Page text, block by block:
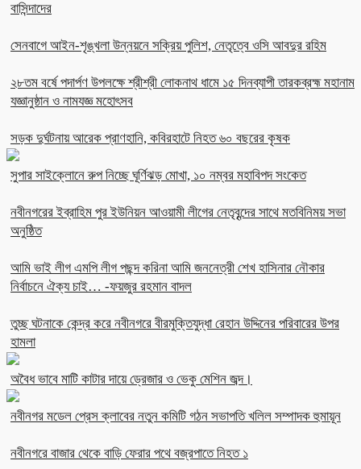
বাসিন্দাদের
সেনবাগে আইন-শৃঙ্খলা উন্নয়নে সক্রিয় পুলিশ, নেতৃত্বে ওসি আবদুর রহিম
২৮তম বর্ষে পদার্পণ উপলক্ষে শ্রীশ্রী লোকনাথ ধামে ১৫ দিনব্যাপী তারকব্রহ্ম মহানাম
যজ্ঞানুষ্ঠান ও নামযজ্ঞ মহোৎসব
সড়ক দুর্ঘটনায় আরেক প্রাণহানি, কবিরহাটে নিহত ৬০ বছরের কৃষক
সুপার সাইক্লোনে রুপ নিচ্ছে ঘূর্ণিঝড় মোখা, ১০ নম্বর মহাবিপদ সংকেত
নবীনগরের ইব্রাহিম পুর ইউনিয়ন আওয়ামী লীগের নেতৃবৃন্দের সাথে মতবিনিময় সভা
অনুষ্ঠিত
আমি ভাই লীগ এমপি লীগ পছন্দ করিনা আমি জননেত্রী শেখ হাসিনার নৌকার
নির্বাচনে ঐক্য চাই… -ফয়জুর রহমান বাদল
তুচ্ছ ঘটনাকে কেন্দ্র করে নবীনগরে বীরমুক্তিযুদ্ধা রেহান উদ্দিনের পরিবারের উপর
হামলা
অবৈধ ভাবে মাটি কাটার দায়ে ড্রেজার ও ভেকু মেশিন জব্দ।
নবীনগর মডেল প্রেস ক্লাবের নতুন কমিটি গঠন সভাপতি খলিল সম্পাদক হুমায়ূন
নবীনগরে বাজার থেকে বাড়ি ফেরার পথে বজ্রপাতে নিহত ১